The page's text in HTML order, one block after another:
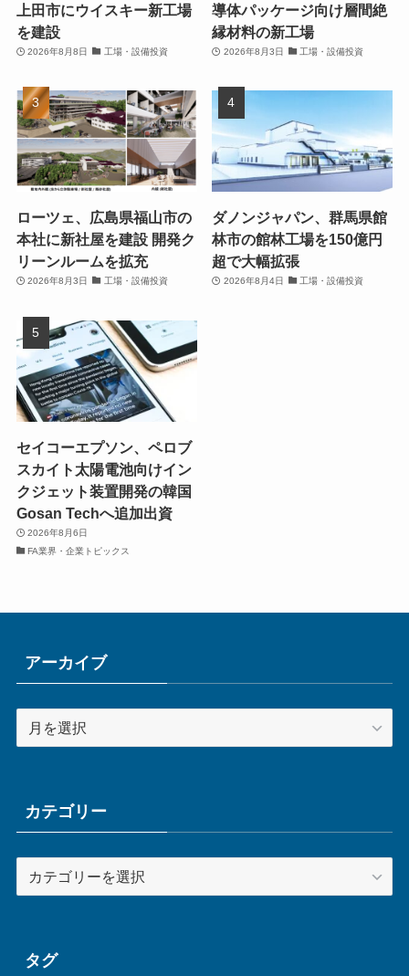
上田市にウイスキー新工場
を建設
2026年8月8日 工場・設備投資
導体パッケージ向け層間絶
縁材料の新工場
2026年8月3日 工場・設備投資
ローツェ、広島県福山市の
本社に新社屋を建設 開発ク
リーンルームを拡充
2026年8月3日 工場・設備投資
ダノンジャパン、群馬県館
林市の館林工場を150億円
超で大幅拡張
2026年8月4日 工場・設備投資
セイコーエプソン、ペロブ
スカイト太陽電池向けイン
クジェット装置開発の韓国
Gosan Techへ追加出資
2026年8月6日
FA業界・企業トピックス
アーカイブ
ブカテゴリー
テ
ータグ